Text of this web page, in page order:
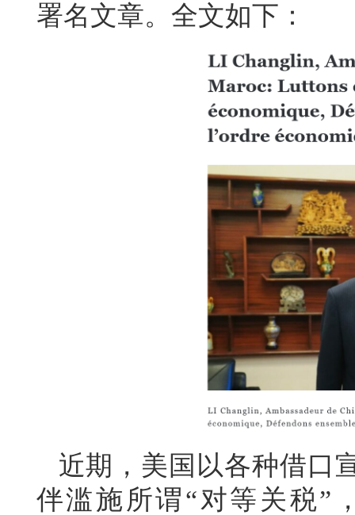
署名文章。全文如下：
近期，美国以各种借口
伴滥施所谓“对等关税”